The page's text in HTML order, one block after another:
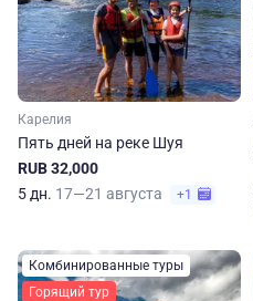
Карелия
Пять дней на реке Шуя
RUB 32,000
5 дн. 17—21 августа +1
Комбинированные туры
Горящий тур